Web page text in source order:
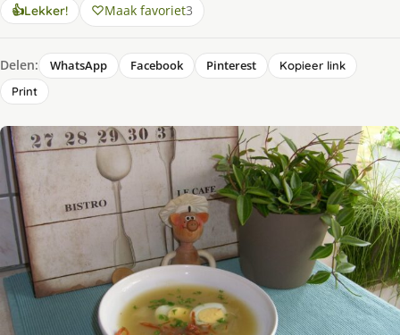
👍Lekker! Maak favoriet3
Delen: WhatsApp Facebook Pinterest
Kopieer link
Print